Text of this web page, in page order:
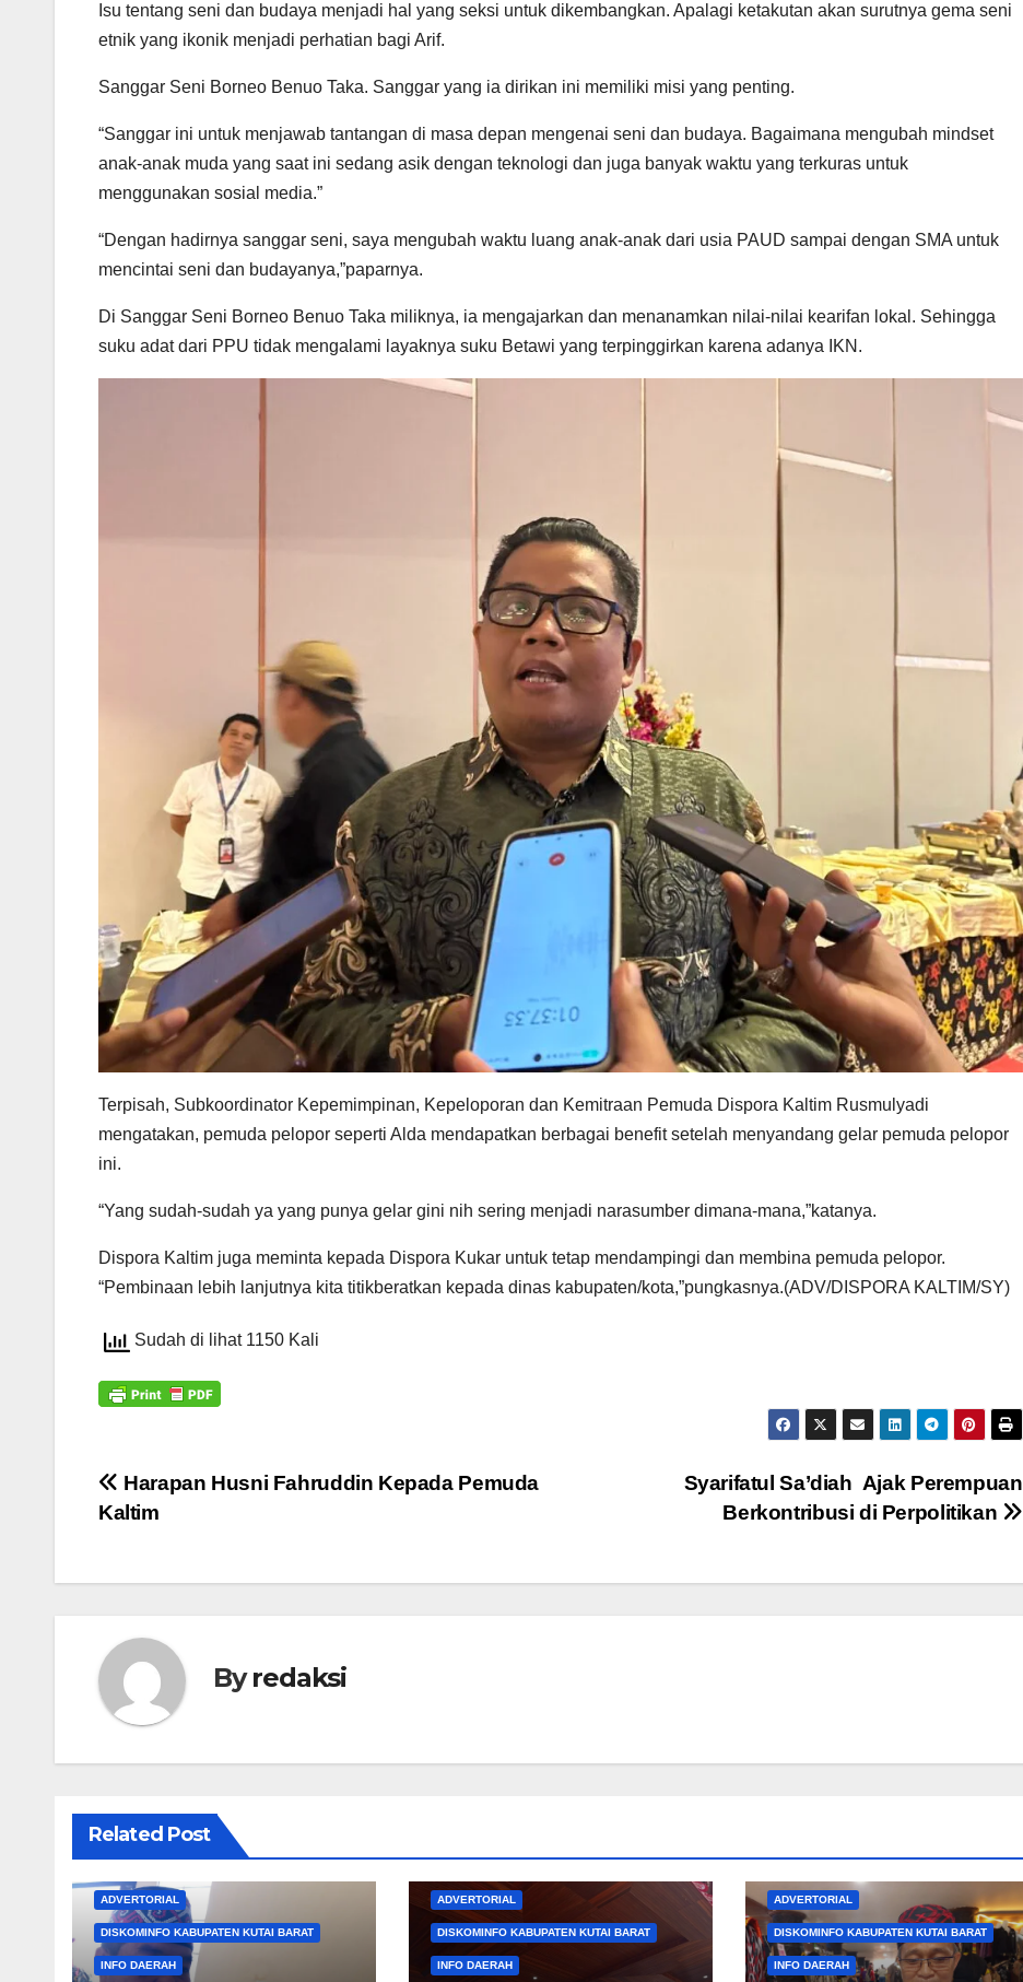
Isu tentang seni dan budaya menjadi hal yang seksi untuk dikembangkan. Apalagi ketakutan akan surutnya gema seni
etnik yang ikonik menjadi perhatian bagi Arif.
Sanggar Seni Borneo Benuo Taka. Sanggar yang ia dirikan ini memiliki misi yang penting.
“Sanggar ini untuk menjawab tantangan di masa depan mengenai seni dan budaya. Bagaimana mengubah mindset
anak-anak muda yang saat ini sedang asik dengan teknologi dan juga banyak waktu yang terkuras untuk
menggunakan sosial media.”
“Dengan hadirnya sanggar seni, saya mengubah waktu luang anak-anak dari usia PAUD sampai dengan SMA untuk
mencintai seni dan budayanya,”paparnya.
Di Sanggar Seni Borneo Benuo Taka miliknya, ia mengajarkan dan menanamkan nilai-nilai kearifan lokal. Sehingga
suku adat dari PPU tidak mengalami layaknya suku Betawi yang terpinggirkan karena adanya IKN.
Terpisah, Subkoordinator Kepemimpinan, Kepeloporan dan Kemitraan Pemuda Dispora Kaltim Rusmulyadi
mengatakan, pemuda pelopor seperti Alda mendapatkan berbagai benefit setelah menyandang gelar pemuda pelopor
ini.
“Yang sudah-sudah ya yang punya gelar gini nih sering menjadi narasumber dimana-mana,”katanya.
Dispora Kaltim juga meminta kepada Dispora Kukar untuk tetap mendampingi dan membina pemuda pelopor.
“Pembinaan lebih lanjutnya kita titikberatkan kepada dinas kabupaten/kota,”pungkasnya.(ADV/DISPORA KALTIM/SY)
Sudah di lihat 1150 Kali
Navigasi
Syarifatul Sa’diah Ajak Perempuan
Berkontribusi di Perpolitikan
Harapan Husni Fahruddin Kepada Pemuda
Kaltim
Byredaksi
Related Post
ADVERTORIAL
DISKOMINFO KABUPATEN KUTAI BARAT
INFO DAERAH
ADVERTORIAL
DISKOMINFO KABUPATEN KUTAI BARAT
INFO DAERAH
ADVERTORIAL
DISKOMINFO KABUPATEN KUTAI BARAT
INFO DAERAH